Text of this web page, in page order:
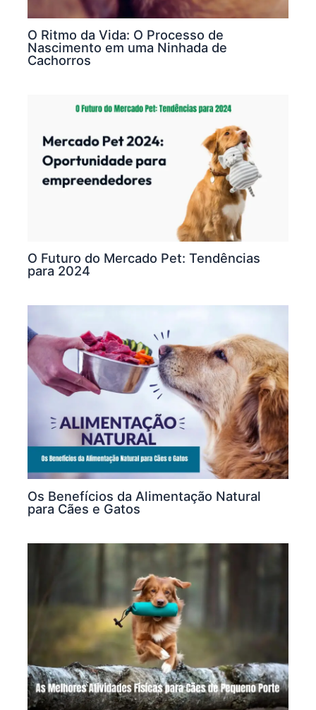
O Ritmo da Vida: O Processo de
Nascimento em uma Ninhada de
Cachorros
O Futuro do Mercado Pet: Tendências
para 2024
Os Benefícios da Alimentação Natural
para Cães e Gatos